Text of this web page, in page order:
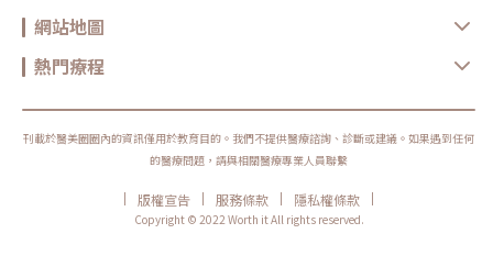
網站地圖
熱門療程
刊載於醫美圈圈內的資訊僅用於教育目的。我們不提供醫療諮詢、診斷或建議。如果遇到任何
的醫療問題，請與相關醫療專業人員聯繫
| 版權宣告 | 服務條款 | 隱私權條款
|
Copyright © 2022 Worth it All rights reserved.